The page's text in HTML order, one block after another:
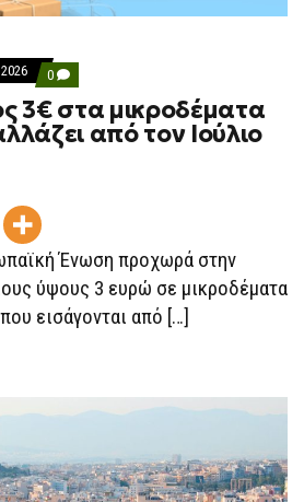
0 COMMENTS
ON
ΕΕ:
ΕΙΔΙΚΌ
ΤΈΛΟΣ
ΤΙ
ΑΛΛΆΖΕΙ
ΑΠΌ
ΙΟΎΛΙΟ
3€ στα μικροδέματα
από τον Ιούλιο
Ένωση προχωρά στην
ύψους 3 ευρώ σε μικροδέματα
εισάγονται από […]